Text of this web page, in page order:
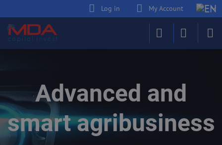
Log in My Account
Advanced and
smart agribusiness